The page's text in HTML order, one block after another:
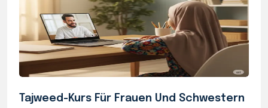
Tajweed-Kurs Für Frauen Und Schwestern